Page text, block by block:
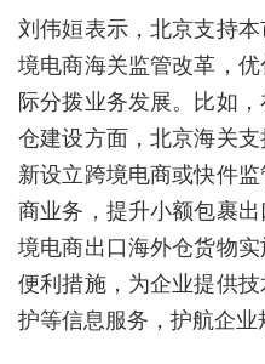
刘伟姮表示，北京支持
境电商海关监管改革，
际分拨业务发展。比如
仓建设方面，北京海关
新设立跨境电商或快件
商业务，提升小额包裹
境电商出口海外仓货物
便利措施，为企业提供
护等信息服务，护航企业